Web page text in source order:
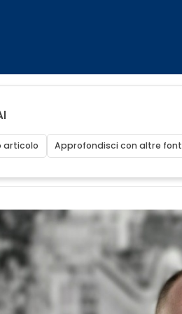
articolo Approfondisci con altre